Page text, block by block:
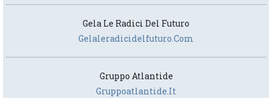
Gela Le Radici Del Futuro
Gelaleradicidelfuturo.com
Gruppo Atlantide
Gruppoatlantide.it